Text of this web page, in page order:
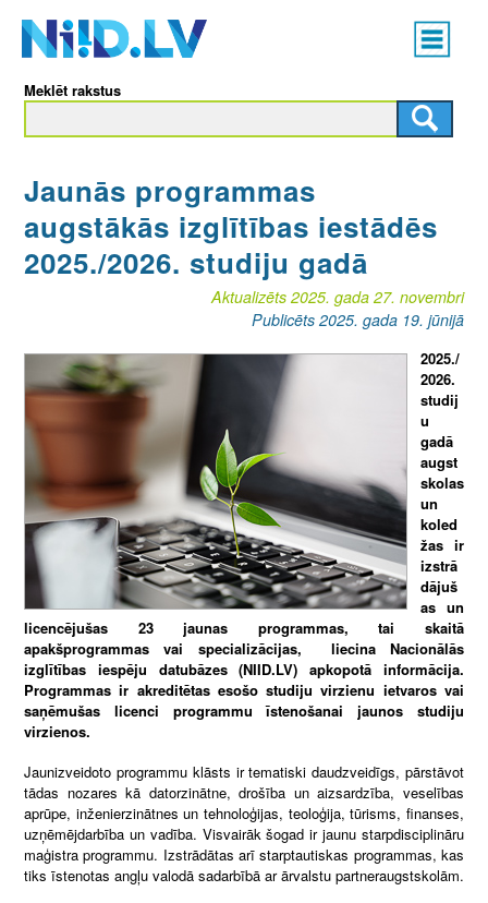
content
Main
menu
Meklēt rakstus
Jaunās programmas
augstākās izglītības iestādēs
2025./2026. studiju gadā
Aktualizēts 2025. gada 27. novembri
Publicēts 2025. gada 19. jūnijā
2025./
2026.
studij
u
gadā
augst
skolas
un
koled
žas ir
izstrā
dājuš
as un
licencējušas 23 jaunas programmas, tai skaitā
apakšprogrammas vai specializācijas, liecina Nacionālās
izglītības iespēju datubāzes (NIID.LV) apkopotā informācija.
Programmas ir akreditētas esošo studiju virzienu ietvaros vai
saņēmušas licenci programmu īstenošanai jaunos studiju
virzienos.
Jaunizveidoto programmu klāsts ir tematiski daudzveidīgs, pārstāvot
tādas nozares kā datorzinātne, drošība un aizsardzība, veselības
aprūpe, inženierzinātnes un tehnoloģijas, teoloģija, tūrisms, finanses,
uzņēmējdarbība un vadība. Visvairāk šogad ir jaunu starpdisciplināru
maģistra programmu. Izstrādātas arī starptautiskas programmas, kas
tiks īstenotas angļu valodā sadarbībā ar ārvalstu partneraugstskolām.